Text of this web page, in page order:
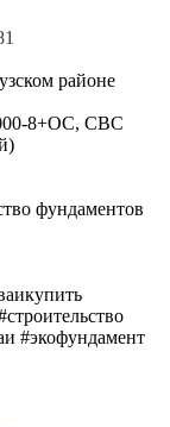
районе
8+ОС, СВС
фундаментов
#экофундамент